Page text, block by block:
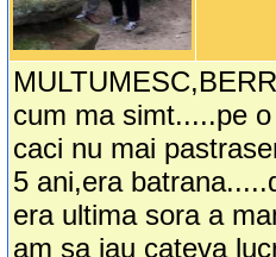
cum ma simt.....pe
caci nu mai
5 ani,era
era ultima sora a
am sa iau cateva